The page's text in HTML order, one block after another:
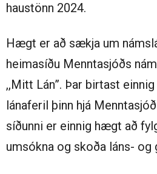
haustönn 2024.
Hægt er að sækja um
heimasíðu Menntasjóðs
,,Mitt Lán”. Þar birtast
lánaferil þinn hjá
síðunni er einnig hægt að
umsókna og skoða láns-